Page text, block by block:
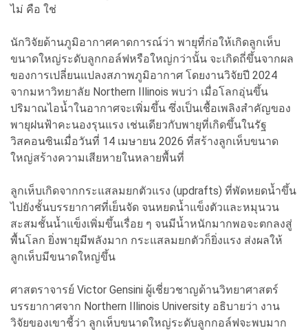
ไม่ คือ ใช่
นักวิจัยด้านภูมิอากาศคาดการณ์ว่า พายุที่ก่อให้เกิดลูกเห็บ
ขนาดใหญ่ระดับลูกกอล์ฟหรือใหญ่กว่านั้น จะเกิดถี่ขึ้นจากผล
ของการเปลี่ยนแปลงสภาพภูมิอากาศ โดยงานวิจัยปี 2024
จากมหาวิทยาลัย Northern Illinois พบว่า เมื่อโลกอุ่นขึ้น
ปริมาณไอน้ำในอากาศจะเพิ่มขึ้น ซึ่งเป็นเชื้อเพลิงสำคัญของ
พายุฝนฟ้าคะนองรุนแรง เช่นเดียวกับพายุที่เกิดขึ้นในรัฐ
วิสคอนซินเมื่อวันที่ 14 เมษายน 2026 ที่สร้างลูกเห็บขนาด
ใหญ่สร้างความเสียหายในหลายพื้นที่
ลูกเห็บเกิดจากกระแสลมยกตัวแรง (updrafts) ที่พัดหยดน้ำขึ้น
ไปยังชั้นบรรยากาศที่เย็นจัด จนหยดน้ำแข็งตัวและหมุนวน
สะสมชั้นน้ำแข็งเพิ่มขึ้นเรื่อย ๆ จนมีน้ำหนักมากพอจะตกลงสู่
พื้นโลก ยิ่งพายุมีพลังมาก กระแสลมยกตัวก็ยิ่งแรง ส่งผลให้
ลูกเห็บมีขนาดใหญ่ขึ้น
ศาสตราจารย์ Victor Gensini ผู้เชี่ยวชาญด้านวิทยาศาสตร์
บรรยากาศจาก Northern Illinois University อธิบายว่า งาน
วิจัยของเขาชี้ว่า ลูกเห็บขนาดใหญ่ระดับลูกกอล์ฟจะพบมาก